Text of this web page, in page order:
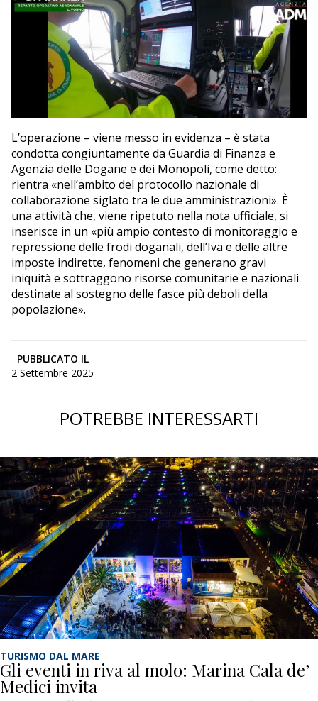
L’operazione – viene messo in evidenza – è stata
condotta congiuntamente da Guardia di Finanza e
Agenzia delle Dogane e dei Monopoli, come detto:
rientra «nell’ambito del protocollo nazionale di
collaborazione siglato tra le due amministrazioni». È
una attività che, viene ripetuto nella nota ufficiale, si
inserisce in un «più ampio contesto di monitoraggio e
repressione delle frodi doganali, dell’Iva e delle altre
imposte indirette, fenomeni che generano gravi
iniquità e sottraggono risorse comunitarie e nazionali
destinate al sostegno delle fasce più deboli della
popolazione».
PUBBLICATO IL
2 Settembre 2025
POTREBBE INTERESSARTI
TURISMO DAL MARE
Gli eventi in riva al molo: Marina Cala de’
Medici invita